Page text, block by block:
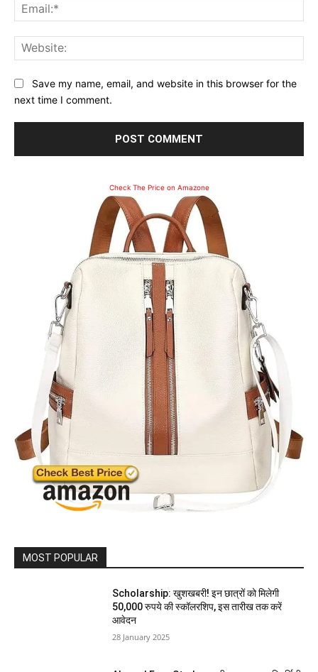
Save my name, email, and website in this browser for the
next time I comment.
Check The Price on Amazone
MOST POPULAR
Scholarship: खुशखबरी! इन छात्रों को मिलेगी
50,000 रुपये की स्कॉलरशिप, इस तारीख तक करें
आवेदन
28 January 2025